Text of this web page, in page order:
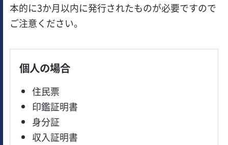
本的に3か月以内に発行されたものが必要ですので
ご注意ください。
個人の場合
住民票
印鑑証明書
身分証
収入証明書